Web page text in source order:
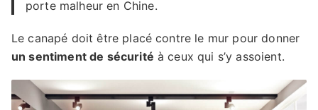
porte malheur en Chine.
Le canapé doit être placé contre le mur pour donner
un sentiment de sécurité à ceux qui s’y assoient.